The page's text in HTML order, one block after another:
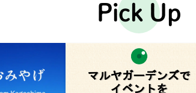
Pick Up